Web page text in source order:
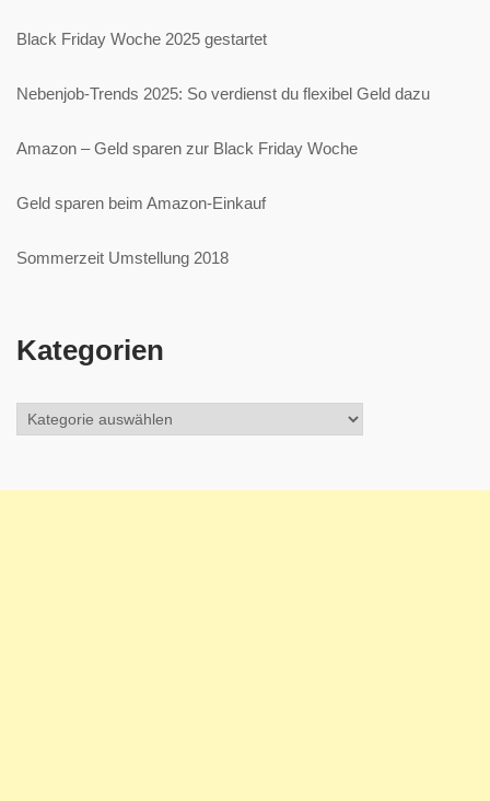
Black Friday Woche 2025 gestartet
Nebenjob-Trends 2025: So verdienst du flexibel Geld dazu
Amazon – Geld sparen zur Black Friday Woche
Geld sparen beim Amazon-Einkauf
Sommerzeit Umstellung 2018
Kategorien
Kategorien